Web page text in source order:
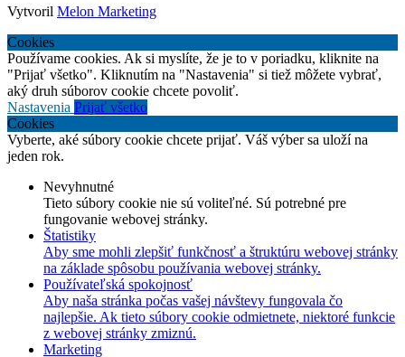
Vytvoril Melon Marketing
Cookies
Používame cookies. Ak si myslíte, že je to v poriadku, kliknite na
"Prijať všetko". Kliknutím na "Nastavenia" si tiež môžete vybrať,
aký druh súborov cookie chcete povoliť.
Nastavenia Prijať všetko
Cookies
Vyberte, aké súbory cookie chcete prijať. Váš výber sa uloží na
jeden rok.
Nevyhnutné
Tieto súbory cookie nie sú voliteľné. Sú potrebné pre
fungovanie webovej stránky.
Štatistiky
Aby sme mohli zlepšiť funkčnosť a štruktúru webovej stránky
na základe spôsobu používania webovej stránky.
Používateľská spokojnosť
Aby naša stránka počas vašej návštevy fungovala čo
najlepšie. Ak tieto súbory cookie odmietnete, niektoré funkcie
z webovej stránky zmiznú.
Marketing